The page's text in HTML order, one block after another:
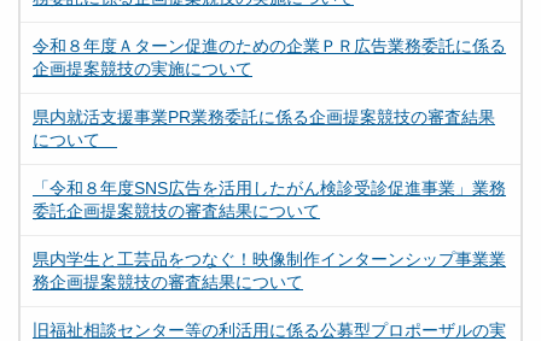
令和８年度Ａターン促進のための企業ＰＲ広告業務委託に係る
企画提案競技の実施について
県内就活支援事業PR業務委託に係る企画提案競技の審査結果
について
「令和８年度SNS広告を活用したがん検診受診促進事業」業務
委託企画提案競技の審査結果について
県内学生と工芸品をつなぐ！映像制作インターンシップ事業業
務企画提案競技の審査結果について
旧福祉相談センター等の利活用に係る公募型プロポーザルの実